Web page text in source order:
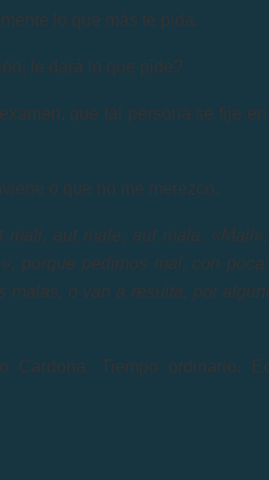
lo que más te pida.
le dará lo que pide?
que tal persona se fije
o que no me merezco.
aut male, aut mala.
porque pedimos mal, con
o van a resulta, por
Tiempo ordinario.